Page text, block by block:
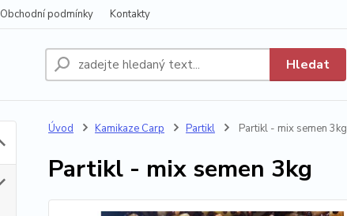
Obchodní podmínky Kontakty
Hledat
Úvod Kamikaze Carp Partikl Partikl - mix semen 3kg
Partikl - mix semen 3kg